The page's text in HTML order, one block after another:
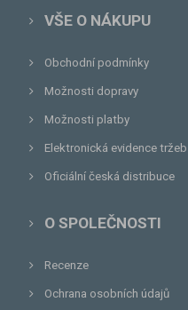
VŠE O NÁKUPU
Obchodní podmínky
Možnosti dopravy
Možnosti platby
Elektronická evidence tržeb
Oficiální česká distribuce
O SPOLEČNOSTI
Recenze
Ochrana osobních údajů